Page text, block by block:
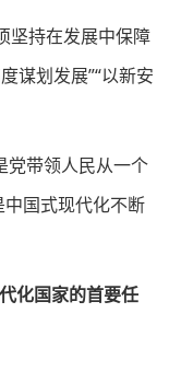
坚持在发展中保障
谋划发展”“以新安
党带领人民从一个
国式现代化不断
化国家的首要任